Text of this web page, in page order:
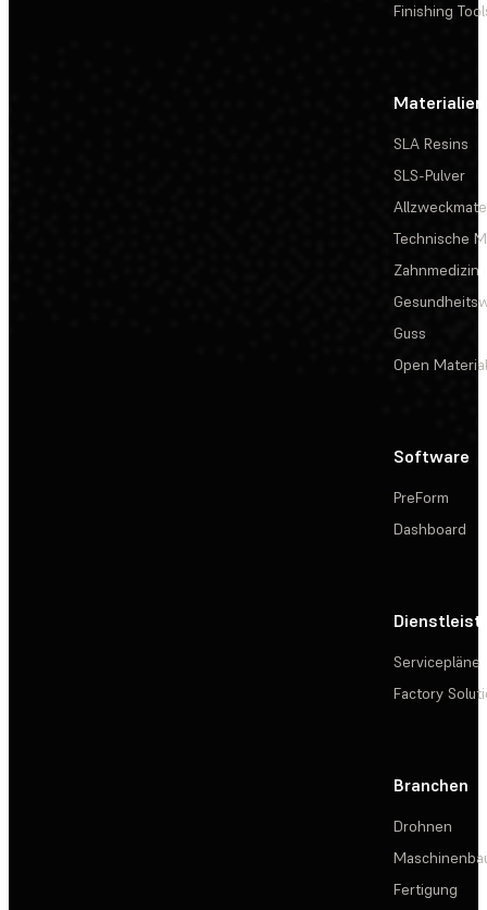
Finishing
Materialien
SLA Resins
SLS-Pulver
Technische
Zahnmedizin
Guss
Open
Software
PreForm
Dashboard
Servicepläne
Factory
Branchen
Drohnen
Fertigung